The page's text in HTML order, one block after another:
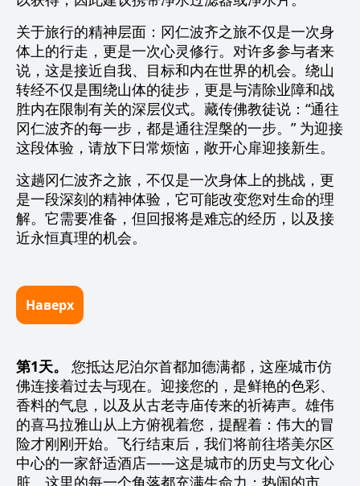
关于旅行的精神层面：冈仁波齐之旅不仅是一次身
体上的行走，更是一次心灵修行。对许多参与者来
说，这是接近自我、目标和内在世界的机会。绕山
转经不仅是围绕山体的徒步，更是与清除业障和战
胜内在限制有关的深层仪式。藏传佛教徒说：“通往
冈仁波齐的每一步，都是通往涅槃的一步。” 为迎接
这段体验，请放下日常烦恼，敞开心扉迎接新生。
这趟冈仁波齐之旅，不仅是一次身体上的挑战，更
是一段深刻的精神体验，它可能改变您对生命的理
解。它需要准备，但回报将是难忘的经历，以及接
近永恒真理的机会。
Наверх
第1天。
您抵达尼泊尔首都加德满都，这座城市仿
佛连接着过去与现在。迎接您的，是鲜艳的色彩、
香料的气息，以及从古老寺庙传来的祈祷声。雄伟
的喜马拉雅山从上方俯视着您，提醒着：伟大的冒
险才刚刚开始。飞行结束后，我们将前往塔美尔区
中心的一家舒适酒店——这是城市的历史与文化心
脏。这里的每一个角落都充满生命力：热闹的市